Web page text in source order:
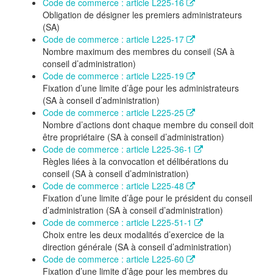
Code de commerce : article L225-16
Obligation de désigner les premiers administrateurs
(SA)
Code de commerce : article L225-17
Nombre maximum des membres du conseil (SA à
conseil d’administration)
Code de commerce : article L225-19
Fixation d’une limite d’âge pour les administrateurs
(SA à conseil d’administration)
Code de commerce : article L225-25
Nombre d’actions dont chaque membre du conseil doit
être propriétaire (SA à conseil d’administration)
Code de commerce : article L225-36-1
Règles liées à la convocation et délibérations du
conseil (SA à conseil d’administration)
Code de commerce : article L225-48
Fixation d’une limite d’âge pour le président du conseil
d’administration (SA à conseil d’administration)
Code de commerce : article L225-51-1
Choix entre les deux modalités d’exercice de la
direction générale (SA à conseil d’administration)
Code de commerce : article L225-60
Fixation d’une limite d’âge pour les membres du